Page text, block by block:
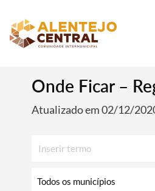
Onde Ficar –
Atualizado em 02/12/
pesquisar